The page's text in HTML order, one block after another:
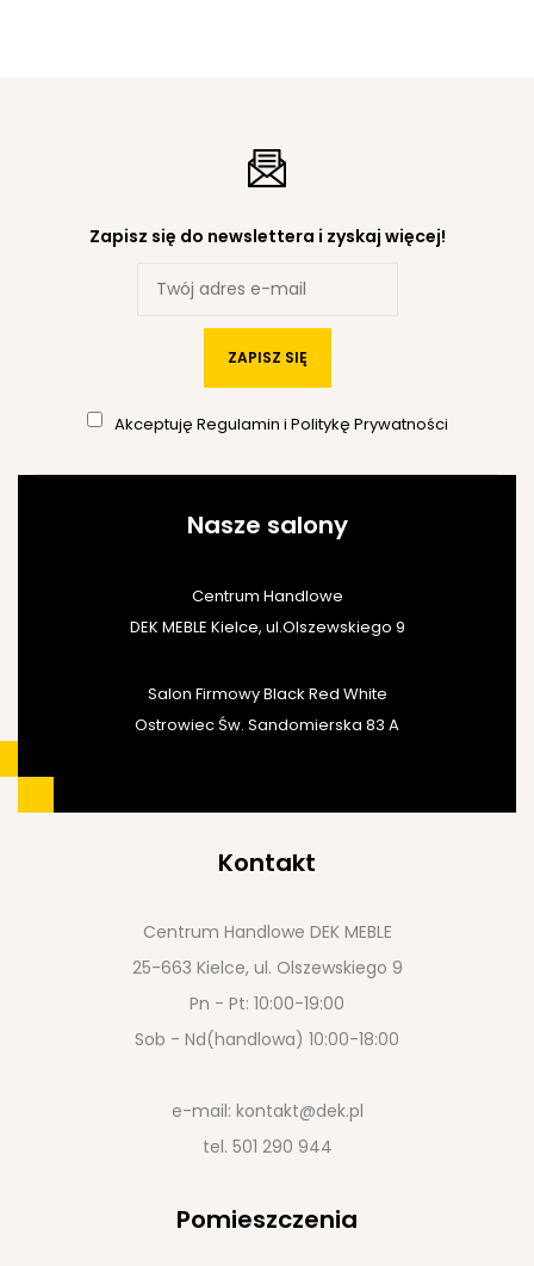
Zapisz się do newslettera i zyskaj więcej!
ZAPISZ SIĘ
Akceptuję Regulamin i Politykę Prywatności
Nasze salony
Centrum Handlowe
DEK MEBLE Kielce, ul.Olszewskiego 9
Salon Firmowy Black Red White
Ostrowiec Św. Sandomierska 83 A
Kontakt
Centrum Handlowe DEK MEBLE
25-663 Kielce, ul. Olszewskiego 9
Pn - Pt: 10:00-19:00
Sob - Nd(handlowa) 10:00-18:00
e-mail: kontakt@dek.pl
tel. 501 290 944
Pomieszczenia